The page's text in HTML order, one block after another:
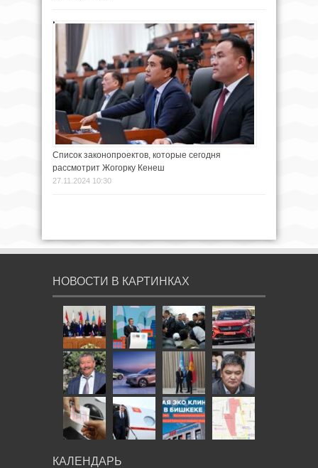
Список законопроектов, которые сегодня
рассмотрит Жогорку Кенеш
27.11.2024 10:30
НОВОСТИ В КАРТИНКАХ
КАЛЕНДАРЬ